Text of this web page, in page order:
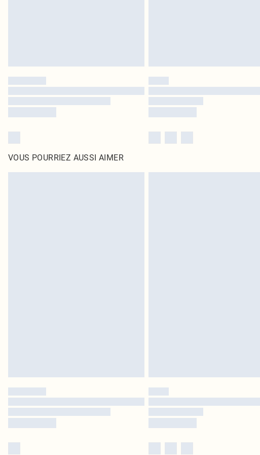
VOUS POURRIEZ AUSSI AIMER